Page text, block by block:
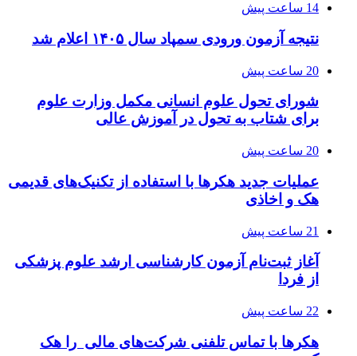
14 ساعت پیش
نتیجه آزمون ورودی سمپاد سال ۱۴۰۵ اعلام شد
20 ساعت پیش
شورای تحول علوم انسانی مکمل وزارت علوم
برای شتاب به تحول در آموزش عالی
20 ساعت پیش
عملیات جدید هکرها با استفاده از تکنیک‌های قدیمی
هک و اخاذی
21 ساعت پیش
آغاز ثبت‌نام‌ آزمون کارشناسی ارشد علوم پزشکی
از فردا
22 ساعت پیش
هکرها با تماس تلفنی شرکت‌های مالی را هک